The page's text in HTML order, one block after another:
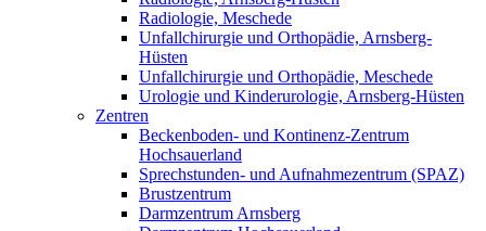
Radiologie, Meschede
Unfallchirurgie und Orthopädie, Arnsberg-
Hüsten
Unfallchirurgie und Orthopädie, Meschede
Urologie und Kinderurologie, Arnsberg-Hüsten
Zentren
Beckenboden- und Kontinenz-Zentrum
Hochsauerland
Sprechstunden- und Aufnahmezentrum (SPAZ)
Brustzentrum
Darmzentrum Arnsberg